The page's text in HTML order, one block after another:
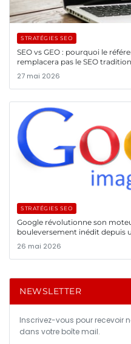
STRATÉGIES SEO
SEO vs GEO : pourquoi le
remplacera pas le SEO
27 mai 2026
STRATÉGIES SEO
Google révolutionne son
bouleversement inédit depuis
26 mai 2026
NEWSLETTER
Inscrivez-vous pour recevoir
dans votre boîte mail.